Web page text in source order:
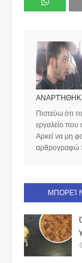
Πιστεύω ότι
εργαλείο που
Αρκεί να μη
αρθρογραφώ
ΜΠΟΡΕΊ